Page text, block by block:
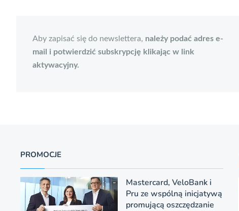
Aby zapisać się do newslettera, należy podać adres e-
mail i potwierdzić subskrypcję klikając w link
aktywacyjny.
PROMOCJE
Mastercard, VeloBank i
Pru ze wspólną inicjatywą
promującą oszczędzanie